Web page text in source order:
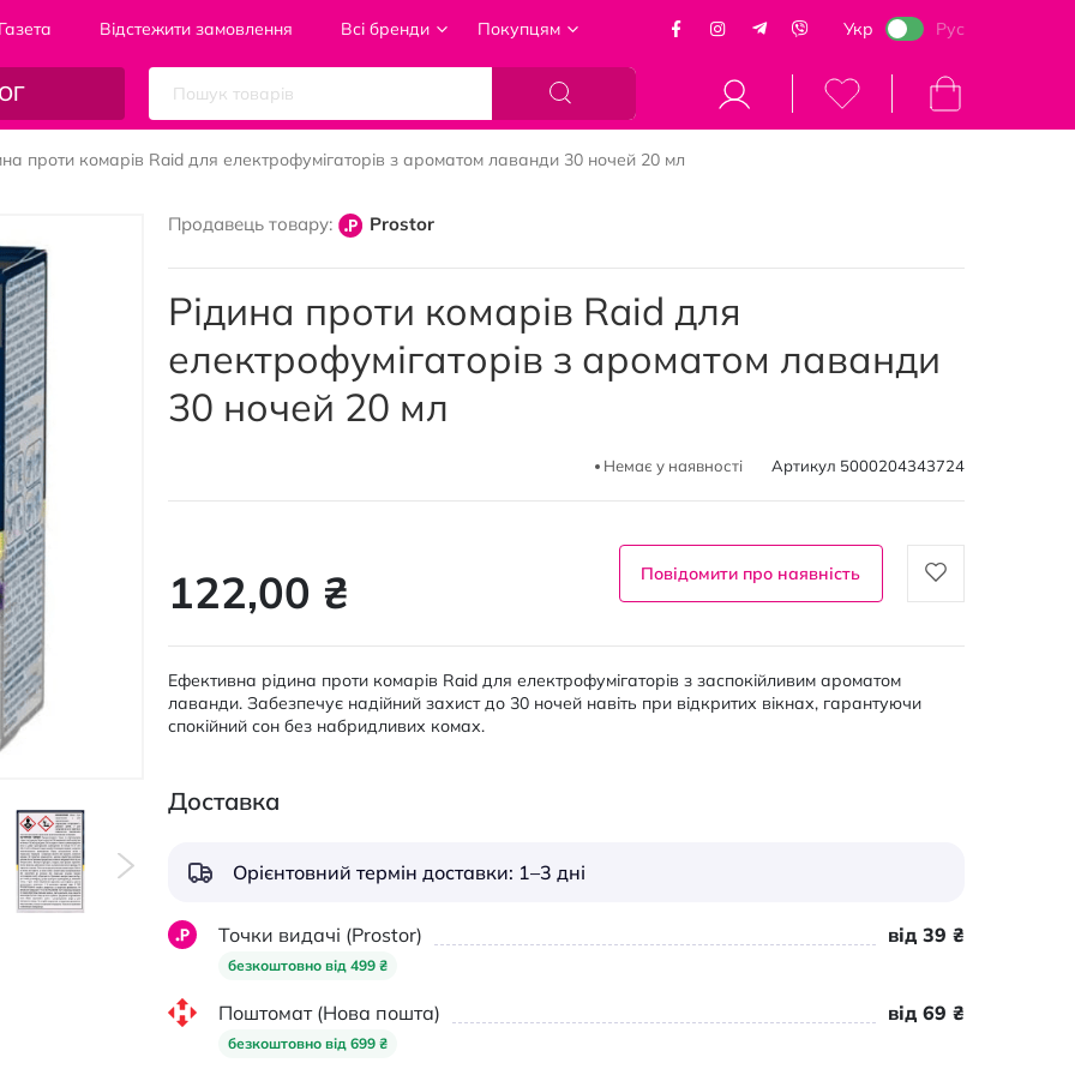
Газета Відстежити замовлення Всі бренди Покупцям Укр Рус
Кошик
проти комарів Raid для електрофумігаторів з ароматом лаванди 30 ночей 20 мл
Продавець товару: Prostor
Рідина проти комарів Raid для
електрофумігаторів з ароматом лаванди
30 ночей 20 мл
Немає у наявності Артикул 5000204343724
122,00 ₴ Повідомити про наявність
Ефективна рідина проти комарів Raid для електрофумігаторів з заспокійливим ароматом
лаванди. Забезпечує надійний захист до 30 ночей навіть при відкритих вікнах, гарантуючи
спокійний сон без набридливих комах.
Доставка
Орієнтовний термін доставки: 1–3 дні
Точки видачі (Prostor)
безкоштовно від 499 ₴
від 39 ₴
Поштомат (Нова пошта)
безкоштовно від 699 ₴
від 69 ₴